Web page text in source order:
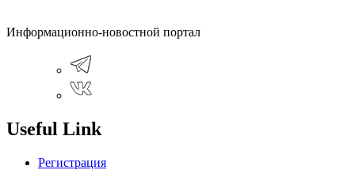
Информационно-новостной портал
Useful Link
Регистрация